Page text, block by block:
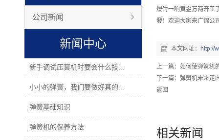
公司新闻
新闻中心
新手调试压簧机时要会什么技...
小小的弹簧，我们要做好真的...
弹簧基础知识
弹簧机的保养方法
爆竹一响黄金万两开工
發！欢迎大家来广锦公
本文网址： http://
上一篇： 如何使弹簧机
下一篇： 弹簧机未来走
返回
相关新闻